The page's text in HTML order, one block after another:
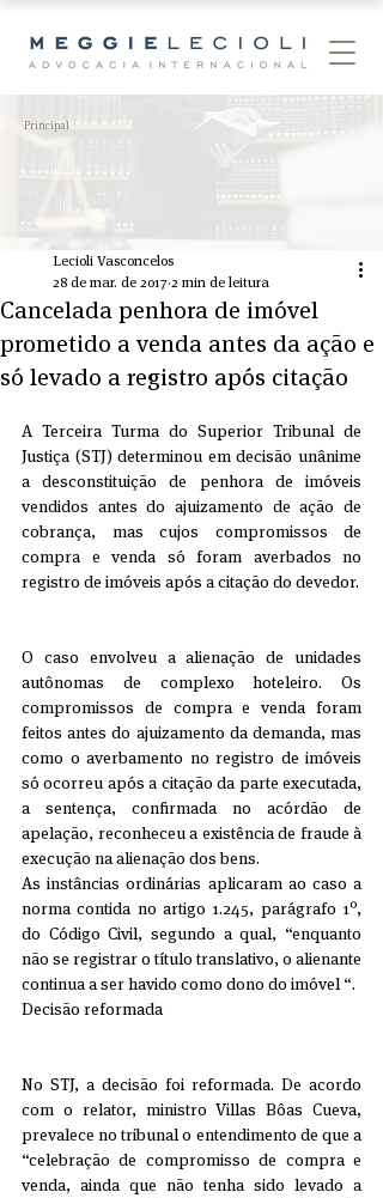
Principal
Cancelada penhora de imóvel
prometido a venda antes da ação e
só levado a registro após citação
Lecioli Vasconcelos
28 de mar. de 2017 2 min de leitura
A Terceira Turma do Superior Tribunal de
Justiça (STJ) determinou em decisão unânime
a desconstituição de penhora de imóveis
vendidos antes do ajuizamento de ação de
cobrança, mas cujos compromissos de
compra e venda só foram averbados no
registro de imóveis após a citação do devedor.
O caso envolveu a alienação de unidades
autônomas de complexo hoteleiro. Os
compromissos de compra e venda foram
feitos antes do ajuizamento da demanda, mas
como o averbamento no registro de imóveis
só ocorreu após a citação da parte executada,
a sentença, confirmada no acórdão de
apelação, reconheceu a existência de fraude à
execução na alienação dos bens.
As instâncias ordinárias aplicaram ao caso a
norma contida no artigo 1.245, parágrafo 1º,
do Código Civil, segundo a qual, “enquanto
não se registrar o título translativo, o alienante
continua a ser havido como dono do imóvel “.
Decisão reformada
No STJ, a decisão foi reformada. De acordo
com o relator, ministro Villas Bôas Cueva,
prevalece no tribunal o entendimento de que a
“celebração de compromisso de compra e
venda, ainda que não tenha sido levado a